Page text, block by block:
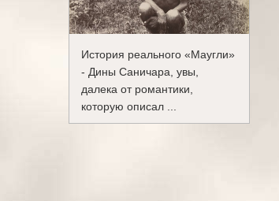
История реального «Маугли»
- Дины Саничара, увы,
далека от романтики,
которую описал ...